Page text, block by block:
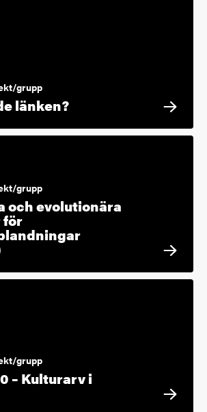
grupp
länken?
grupp
och evolutionära
för
grupp
– Kulturarv i